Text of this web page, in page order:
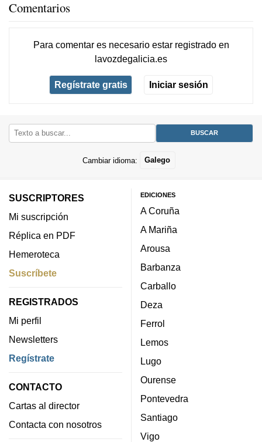
Comentarios
Para comentar es necesario estar registradoen
lavozdegalicia.es
Regístrate gratis Iniciar sesión
Cambiar idioma: Galego
SUSCRIPTORES
Mi suscripción
Réplica en PDF
Hemeroteca
Suscríbete
REGISTRADOS
Mi perfil
Newsletters
Regístrate
CONTACTO
Cartas al director
Contacta con nosotros
EDICIONES
A Coruña
A Mariña
Arousa
Barbanza
Carballo
Deza
Ferrol
Lemos
Lugo
Ourense
Pontevedra
Santiago
Vigo